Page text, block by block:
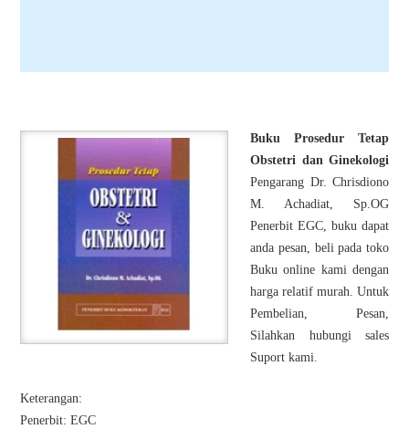
Buku Prosedur Tetap
Obstetri dan Ginekologi
Pengarang Dr. Chrisdiono
M. Achadiat, Sp.OG
Penerbit EGC, buku dapat
anda pesan, beli pada toko
Buku online kami dengan
harga relatif murah. Untuk
Pembelian, Pesan,
Silahkan hubungi sales
Suport kami.
Keterangan:
Penerbit: EGC